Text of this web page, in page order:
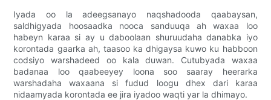
Iyada oo la adeegsanayo naqshadooda qaabaysan,
saldhigyada hoosaadka nooca sanduuqa ah waxaa loo
habeyn karaa si ay u daboolaan shuruudaha danabka iyo
korontada gaarka ah, taasoo ka dhigaysa kuwo ku habboon
codsiyo warshadeed oo kala duwan. Cutubyada waxaa
badanaa loo qaabeeyey loona soo saaray heerarka
warshadaha waxaana si fudud loogu dhex dari karaa
nidaamyada korontada ee jira iyadoo waqti yar la dhimayo.